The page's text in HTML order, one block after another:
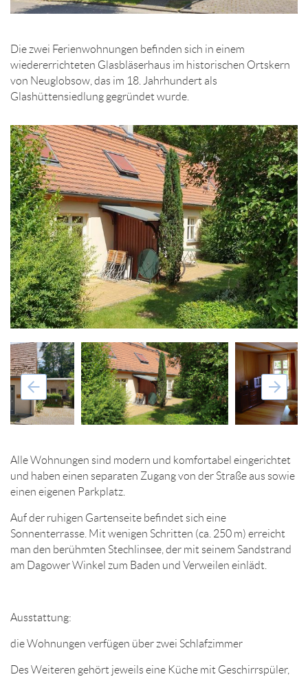
Die zwei Ferienwohnungen befinden sich in einem
wiedererrichteten Glasbläserhaus im historischen Ortskern
von Neuglobsow, das im 18. Jahrhundert als
Glashüttensiedlung gegründet wurde.
Alle Wohnungen sind modern und komfortabel eingerichtet
und haben einen separaten Zugang von der Straße aus sowie
einen eigenen Parkplatz.
Auf der ruhigen Gartenseite befindet sich eine
Sonnenterrasse. Mit wenigen Schritten (ca. 250 m) erreicht
man den berühmten Stechlinsee, der mit seinem Sandstrand
am Dagower Winkel zum Baden und Verweilen einlädt.
Ausstattung:
die Wohnungen verfügen über zwei Schlafzimmer
Des Weiteren gehört jeweils eine Küche mit Geschirrspüler,